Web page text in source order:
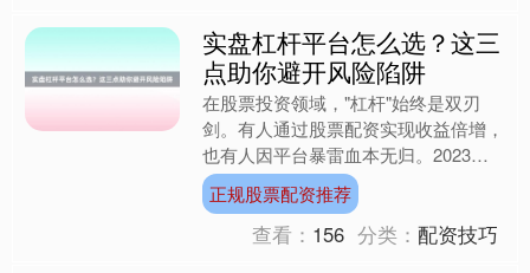
实盘杠杆平台怎么选？这三
点助你避开风险陷阱
在股票投资领域，"杠杆"始终是双刃
剑。有人通过股票配资实现收益倍增，
也有人因平台暴雷血本无归。2023年
证监会披露数据显示，全年受理的金融
诈骗案件中，32%涉及....
正规股票配资推荐
查看： 156 分类：配资技巧